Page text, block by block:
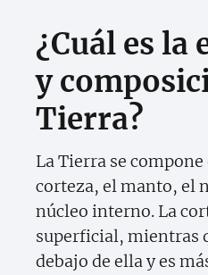
¿Cuál es la
y
Tierra?
La Tierra se
corteza, el manto, el
núcleo interno. La
superficial, mientras
debajo de ella y es